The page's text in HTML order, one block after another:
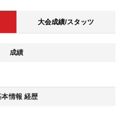
大会成績/スタッツ
成績
本情報 経歴